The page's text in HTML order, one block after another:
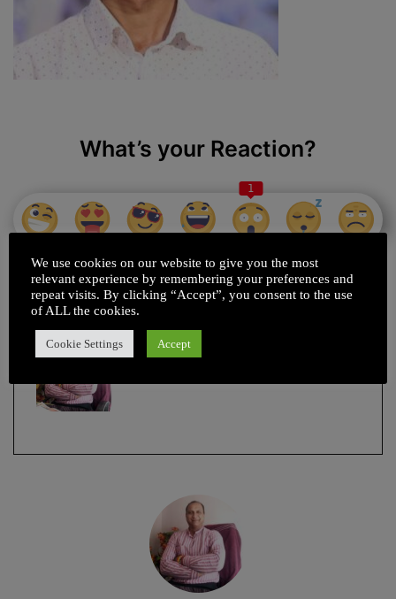
What’s your Reaction?
1
मुख्य संपादक : संजय पांडे
We use cookies on our website to give you the most
relevant experience by remembering your preferences and
repeat visits. By clicking “Accept”, you consent to the use
of ALL the cookies.
Cookie Settings Accept